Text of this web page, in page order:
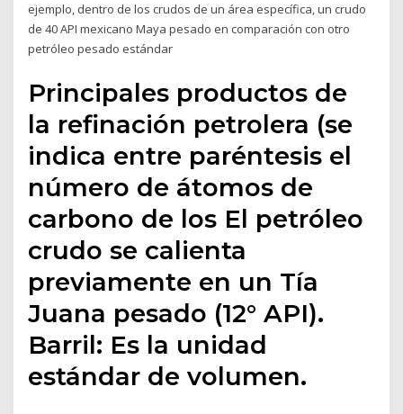
ejemplo, dentro de los crudos de un área específica, un crudo
de 40 API mexicano Maya pesado en comparación con otro
petróleo pesado estándar
Principales productos de
la refinación petrolera (se
indica entre paréntesis el
número de átomos de
carbono de los El petróleo
crudo se calienta
previamente en un Tía
Juana pesado (12° API).
Barril: Es la unidad
estándar de volumen.